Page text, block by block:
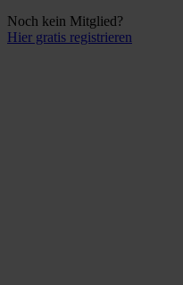
Noch kein Mitglied?
Hier gratis registrieren